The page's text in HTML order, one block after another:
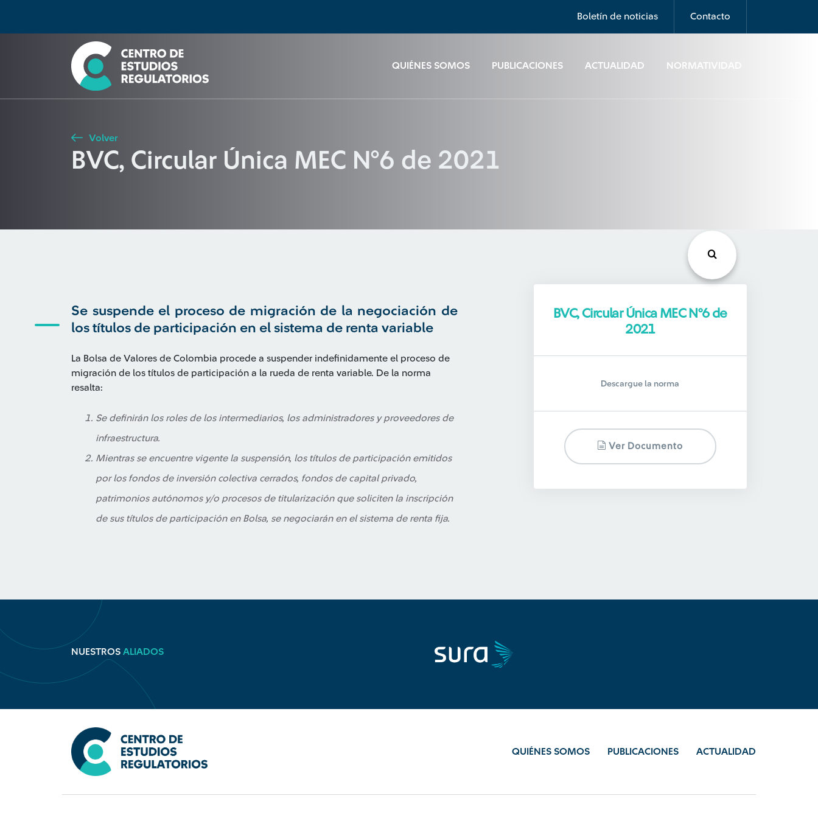
Boletín de noticias Contacto
QUIÉNES SOMOS PUBLICACIONES ACTUALIDAD NORMATIVIDAD
Seleccione país
Buscar
Volver
BVC, Circular Única MEC N°6 de 2021
Se suspende el proceso de migración de la negociación de
los títulos de participación en el sistema de renta variable
La Bolsa de Valores de Colombia procede a suspender indefinidamente el proceso de
migración de los títulos de participación a la rueda de renta variable. De la norma
resalta:
Se definirán los roles de los intermediarios, los administradores y proveedores de
infraestructura.
Mientras se encuentre vigente la suspensión, los títulos de participación emitidos
por los fondos de inversión colectiva cerrados, fondos de capital privado,
patrimonios autónomos y/o procesos de titularización que soliciten la inscripción
de sus títulos de participación en Bolsa, se negociarán en el sistema de renta fija.
BVC, Circular Única MEC N°6 de
2021
Descargue la norma
Ver Documento
NUESTROS ALIADOS
QUIÉNES SOMOS PUBLICACIONES ACTUALIDAD